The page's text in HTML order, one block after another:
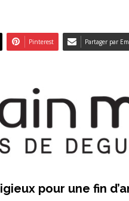
Pinterest Partager par
pour une fin